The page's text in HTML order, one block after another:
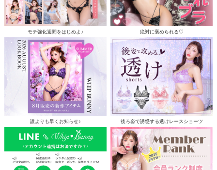
モテ強化週間をはじめよ♪ 絶対に褒められる♡
誰よりも早くお知らせ♪ 後ろ姿で誘惑する透けレースショーツ